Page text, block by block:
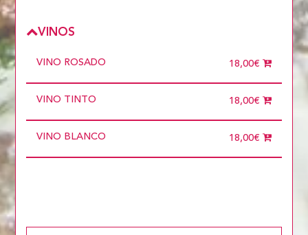
VINOS
VINO ROSADO 18,00€
VINO TINTO 18,00€
VINO BLANCO 18,00€